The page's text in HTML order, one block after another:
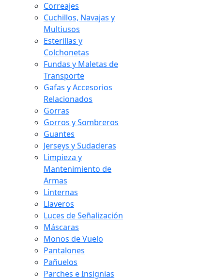
Correajes
Cuchillos, Navajas y
Multiusos
Esterillas y
Colchonetas
Fundas y Maletas de
Transporte
Gafas y Accesorios
Relacionados
Gorras
Gorros y Sombreros
Guantes
Jerseys y Sudaderas
Limpieza y
Mantenimiento de
Armas
Linternas
Llaveros
Luces de Señalización
Máscaras
Monos de Vuelo
Pantalones
Pañuelos
Parches e Insignias